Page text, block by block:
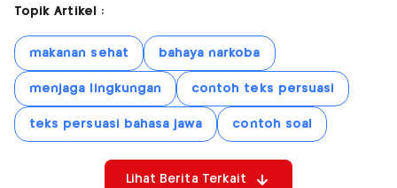
Topik Artikel :
makanan sehat bahaya narkoba
menjaga lingkungan contoh teks persuasi
teks persuasi bahasa jawa contoh soal
Lihat Berita Terkait